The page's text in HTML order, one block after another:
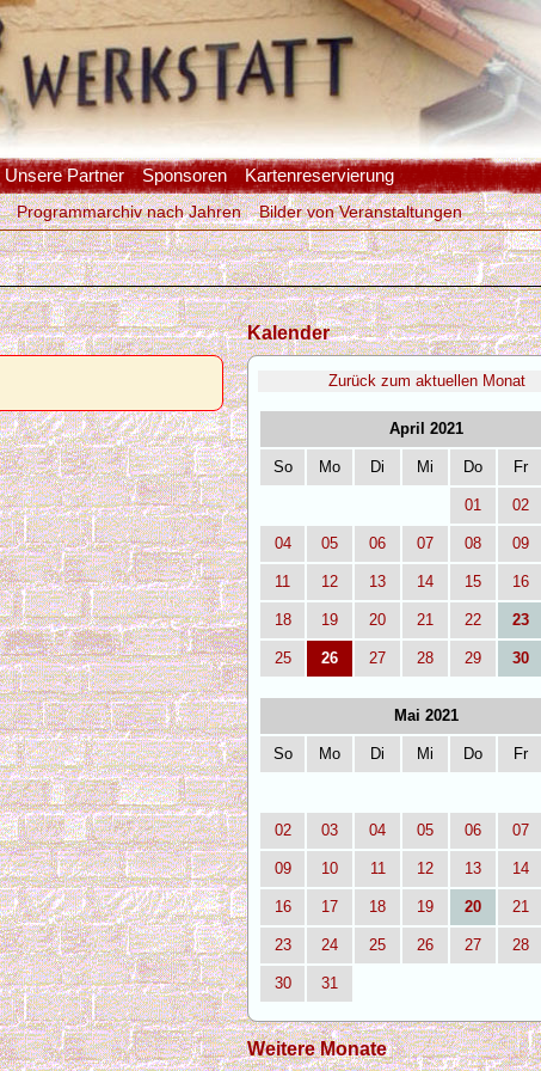
Unsere Partner Sponsoren Kartenreservierung
Programmarchiv nach Jahren Bilder von Veranstaltungen
Kalender
Zurück zum aktuellen Monat
April 2021
So Mo Di Mi Do Fr
01 02
04 05 06 07 08 09
11 12 13 14 15 16
18 19 20 21 22 23
25 26 27 28 29 30
Mai 2021
So Mo Di Mi Do Fr
02 03 04 05 06 07
09 10 11 12 13 14
16 17 18 19 20 21
23 24 25 26 27 28
30 31
Weitere Monate